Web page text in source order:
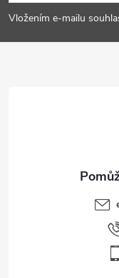
ý
p
pVložením e-mailu